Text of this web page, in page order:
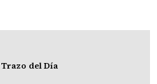
Trazo del Día